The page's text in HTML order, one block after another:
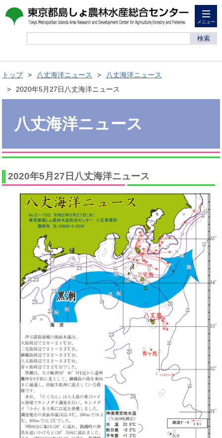
メニュー
検索
トップ 八丈海洋ニュース
八丈海洋ニュース
2020年5月27日八丈海洋ニュース
八丈海洋ニュース
2020年5月27日八丈海洋ニュース